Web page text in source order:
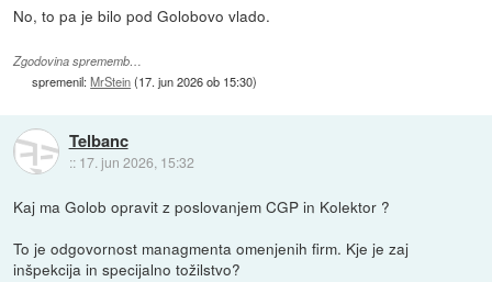
No, to pa je bilo pod Golobovo vlado.
Zgodovina sprememb…
spremenil:MrStein(17. jun 2026 ob 15:30)
Telbanc
:: 17. jun 2026, 15:32
Kaj ma Golob opravit z poslovanjem CGP in Kolektor ?
To je odgovornost managmenta omenjenih firm. Kje je zaj
inšpekcija in specijalno tožilstvo?